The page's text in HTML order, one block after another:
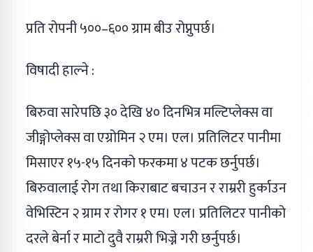
प्रति रोपनी ५००–६०० ग्राम बीउ रोप्नुपर्छ।
विषादी हाल्ने :
बिरुवा सारेपछि ३० देखि ४० दिनभित्र मल्टिप्लेक्स वा
जीङ्गोप्लेक्स वा एग्रोमिन २ एम। एल। प्रतिलिटर पानीमा
मिसाएर १५-१५ दिनको फरकमा ४ पटक छर्नुपर्छ।
बिरुवालाई रोग तथा किराबाट बचाउन र राम्ररी हुर्काउन
वेभिस्टिन २ ग्राम र रोगर १ एम। एल। प्रतिलिटर पानीको
दरले बेर्ना र माटो दुवै राम्ररी भिज्ने गरी छर्नुपर्छ।